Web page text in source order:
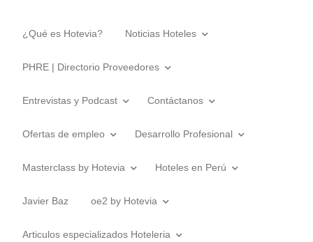
¿Qué es Hotevia? Noticias Hoteles
PHRE | Directorio Proveedores
Entrevistas y Podcast Contáctanos
Ofertas de empleo Desarrollo Profesional
Masterclass by Hotevia Hoteles en Perú
Javier Baz oe2 by Hotevia
Articulos especializados Hoteleria